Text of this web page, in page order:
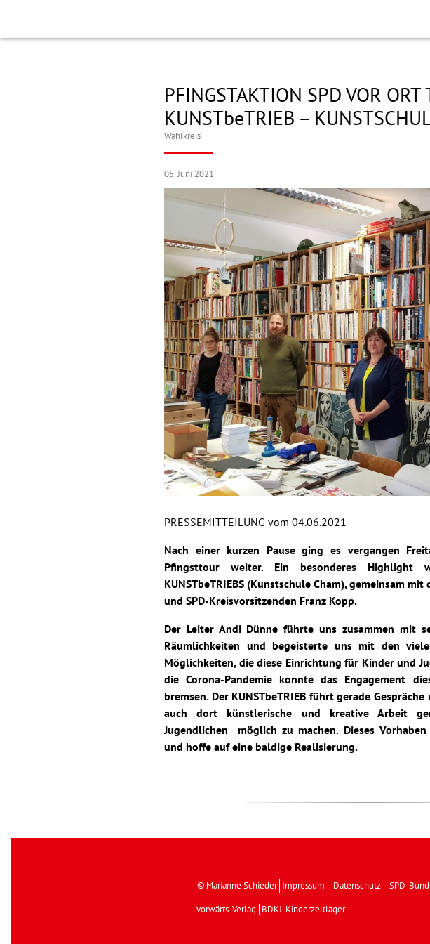
PFINGSTAKTION SPD VOR ORT
KUNSTbeTRIEB –
Wahlkreis
05. Juni 2021
PRESSEMITTEILUNG vom 04.06.2021
Nach einer kurzen Pause ging es vergangen
Pfingsttour weiter. Ein besonderes
KUNSTbeTRIEBS (Kunstschule Cham), gemeinsam
und SPD-Kreisvorsitzenden Franz Kopp.
Der Leiter Andi Dünne führte uns zusammen mit
Räumlichkeiten und begeisterte uns mit den
Möglichkeiten, die diese Einrichtung für Kinder und
die Corona-Pandemie konnte das Engagement
bremsen. Der KUNSTbeTRIEB führt gerade
auch dort künstlerische und kreative Arbeit
Jugendlichen möglich zu machen. Dieses
und hoffe auf eine baldige Realisierung.
© Marianne Schieder Impressum Datenschutz SPD-
vorwärts-Verlag BDKJ-Kinderzeltlager